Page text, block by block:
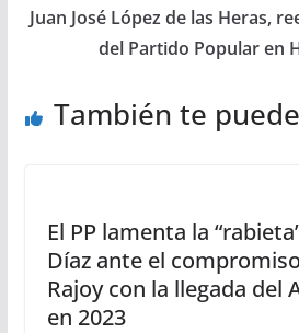
Juan José López de las Heras,
del Partido Popular en
También te
El PP lamenta la
Díaz ante el
Rajoy con la llegada del
en 2023